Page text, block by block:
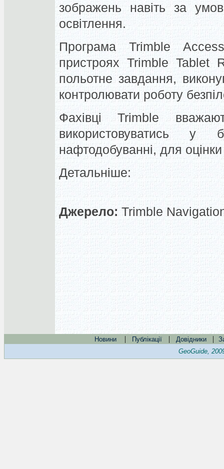
зображень навіть за
освітлення.
Програма Trimble
пристроях Trimble Tablet
польотне завдання,
контролювати роботу
Фахівці Trimble
використовуватись у
нафтодобуванні, для оцінки
Детальніше:
Джерело: Trimble
Новини | Публікації | Довідники |
GeoGuide,